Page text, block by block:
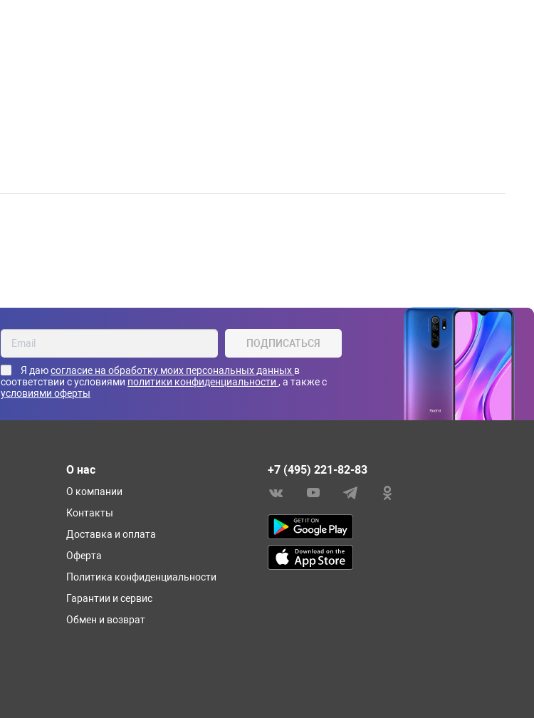
ПОДПИСАТЬСЯ
Я даюсогласие на обработку моих персональных данных в
соответствии с условиями политики конфиденциальности , а также с
условиями оферты
О нас
О компании
Контакты
Доставка и оплата
Оферта
Политика конфиденциальности
Гарантии и сервис
Обмен и возврат
+7 (495) 221-82-83